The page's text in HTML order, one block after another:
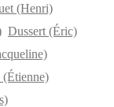
(Henri)
Dussert (Éric)
(Étienne)